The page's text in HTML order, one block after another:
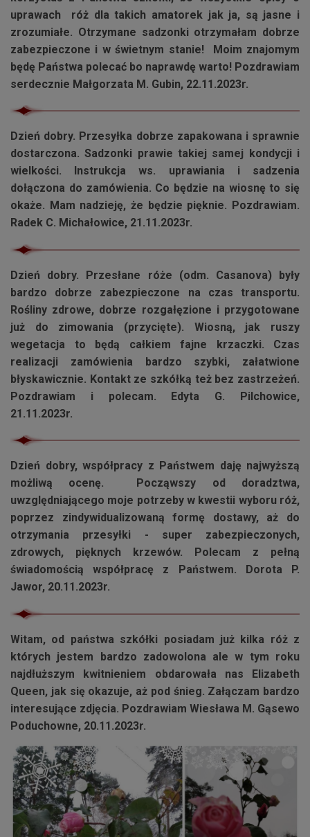
uprawach róż dla takich amatorek jak ja, są jasne i
zrozumiałe. Otrzymane sadzonki otrzymałam dobrze
zabezpieczone i w świetnym stanie! Moim znajomym
będę Państwa polecać bo naprawdę warto! Pozdrawiam
serdecznie Małgorzata M. Gubin, 22.11.2023r.
Dzień dobry. Przesyłka dobrze zapakowana i sprawnie
dostarczona. Sadzonki prawie takiej samej kondycji i
wielkości. Instrukcja ws. uprawiania i sadzenia
dołączona do zamówienia. Co będzie na wiosnę to się
okaże. Mam nadzieję, że będzie pięknie. Pozdrawiam.
Radek C. Michałowice, 21.11.2023r.
Dzień dobry. Przesłane róże (odm. Casanova) były
bardzo dobrze zabezpieczone na czas transportu.
Rośliny zdrowe, dobrze rozgałęzione i przygotowane
już do zimowania (przycięte). Wiosną, jak ruszy
wegetacja to będą całkiem fajne krzaczki. Czas
realizacji zamówienia bardzo szybki, załatwione
błyskawicznie. Kontakt ze szkółką też bez zastrzeżeń.
Pozdrawiam i polecam. Edyta G. Pilchowice,
21.11.2023r.
Dzień dobry, współpracy z Państwem daję najwyższą
możliwą ocenę. Począwszy od doradztwa,
uwzględniającego moje potrzeby w kwestii wyboru róż,
poprzez zindywidualizowaną formę dostawy, aż do
otrzymania przesyłki - super zabezpieczonych,
zdrowych, pięknych krzewów. Polecam z pełną
świadomością współpracę z Państwem. Dorota P.
Jawor, 20.11.2023r.
Witam, od państwa szkółki posiadam już kilka róż z
których jestem bardzo zadowolona ale w tym roku
najdłuższym kwitnieniem obdarowała nas Elizabeth
Queen, jak się okazuje, aż pod śnieg. Załączam bardzo
interesujące zdjęcia. Pozdrawiam Wiesława M. Gąsewo
Poduchowne, 20.11.2023r.